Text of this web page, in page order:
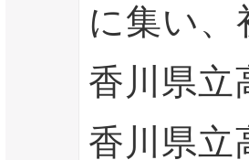
に集い、
香川県立
香川県立